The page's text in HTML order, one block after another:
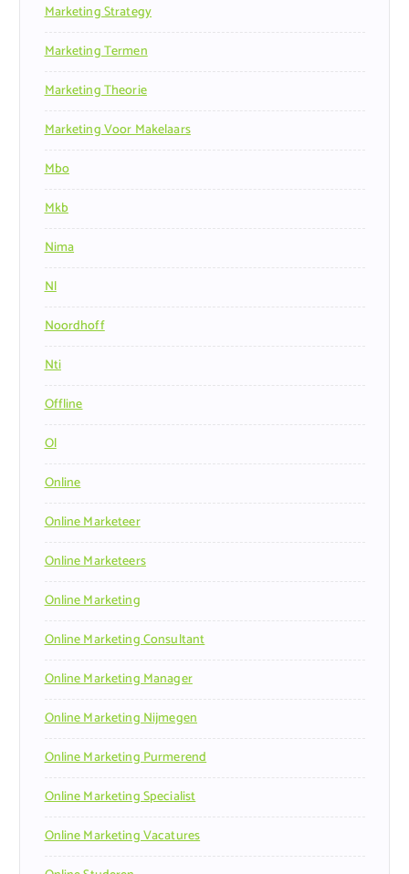
Marketing Strategy
Marketing Termen
Marketing Theorie
Marketing Voor Makelaars
Mbo
Mkb
Nima
Nl
Noordhoff
Nti
Offline
Ol
Online
Online Marketeer
Online Marketeers
Online Marketing
Online Marketing Consultant
Online Marketing Manager
Online Marketing Nijmegen
Online Marketing Purmerend
Online Marketing Specialist
Online Marketing Vacatures